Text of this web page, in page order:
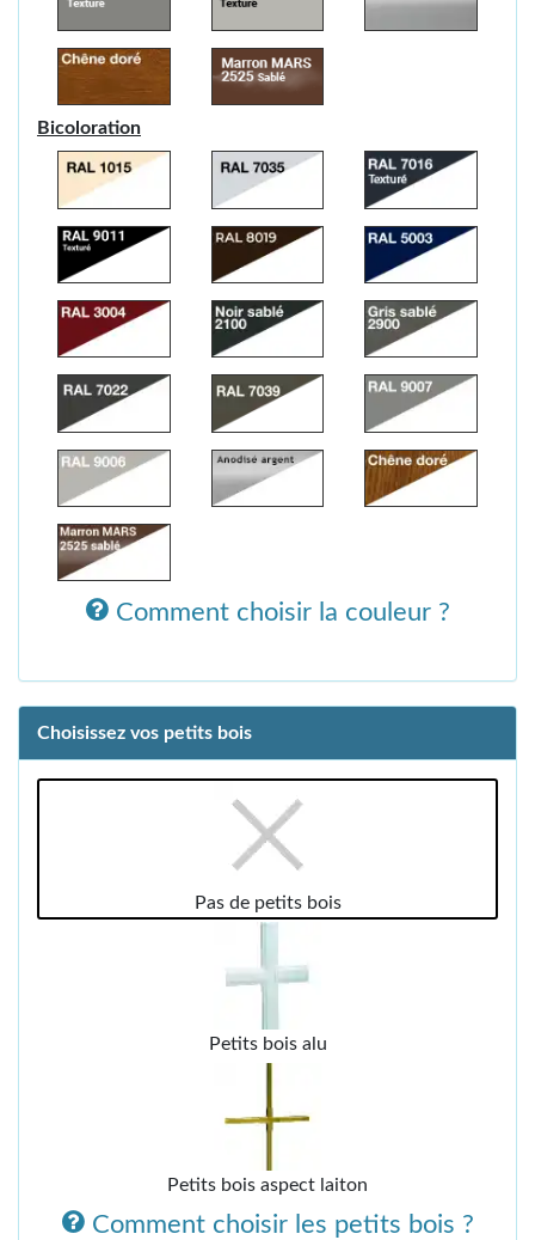
Bicoloration
Comment choisir la couleur ?
Choisissez vos petits bois
Pas de petits bois
Petits bois alu
Petits bois aspect laiton
Comment choisir les petits bois ?